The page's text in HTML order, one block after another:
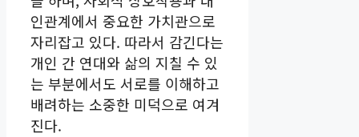
인관계에서 중요한 가치관으로
자리잡고 있다. 따라서 감긴다는
개인 간 연대와 삶의 지칠 수 있
는 부분에서도 서로를 이해하고
배려하는 소중한 미덕으로 여겨
진다.